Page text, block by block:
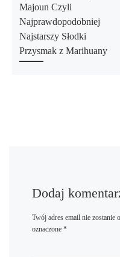
Majoun Czyli
Najprawdopodobniej
Najstarszy Słodki
Przysmak z Marihuany
Dodaj
Twój adres email nie zostanie
oznaczone *